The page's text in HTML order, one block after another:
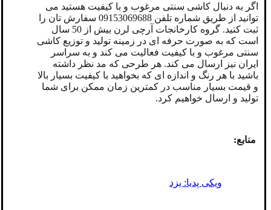
اگر به دنبال کاشی سنتی مرغوب و با کیفیت هستید می
توانید از طریق شماره تلفن 09153069688 سفارش تان را
ثبت کنید. گروه کارخانجات آرچی لرن بیش از 50 سال
است که به صورت حرفه ای در زمینه تولید و توزیع کاشی
سنتی مرغوب و با کیفیت فعالیت می کند و به سراسر
ایران نیز ارسال می کند. هر طرحی که مد نظر داشته
باشید با هر رنگ و اندازه ای که بخواهید با کیفیت بسیار بالا
و قیمت بسیار مناسب در کمترین زمان ممکن برای شما
تولید و ارسال خواهیم کرد.
منابع:
ویکی پدیا: یزد